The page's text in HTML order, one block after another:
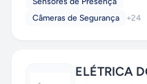
Câmeras de Segurança
+24
ELÉTRICA